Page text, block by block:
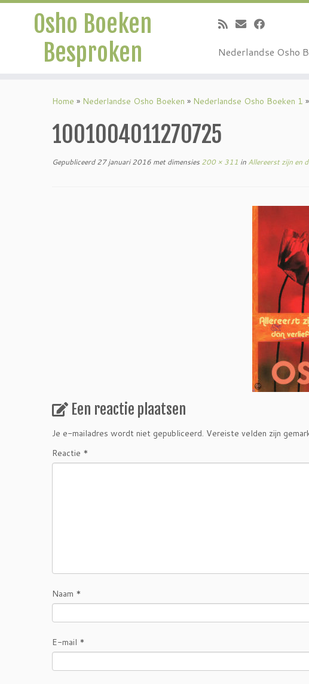
Osho Boeken
Besproken
Nederlandse Osho
Home » Nederlandse Osho Boeken » Nederlandse Osho Boeken 1 »
1001004011270725
Gepubliceerd 27 januari 2016 met dimensies 200 × 311 in Allereerst zijn en
Een reactie plaatsen
Je e-mailadres wordt niet gepubliceerd. Vereiste velden zijn
Reactie *
Naam *
E-mail *